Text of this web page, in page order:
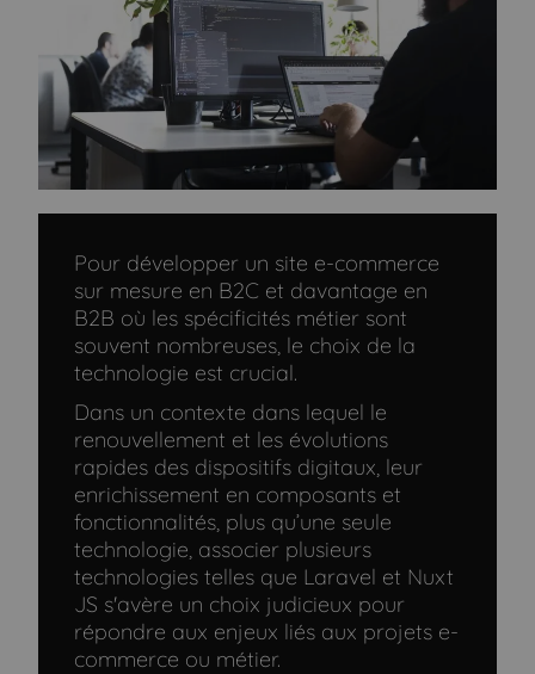
Pour développer un site e-commerce
sur mesure en B2C et davantage en
B2B où les spécificités métier sont
souvent nombreuses, le choix de la
technologie est crucial.
Dans un contexte dans lequel le
renouvellement et les évolutions
rapides des dispositifs digitaux, leur
enrichissement en composants et
fonctionnalités, plus qu’une seule
technologie, associer plusieurs
technologies telles que Laravel et Nuxt
JS s'avère un choix judicieux pour
répondre aux enjeux liés aux projets e-
commerce ou métier.